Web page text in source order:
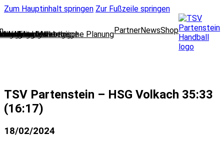
Zum Hauptinhalt springen Zur Fußzeile springen
und strategische Planung
und Marketing
Media und Web
und Finanzen
und Mitgliedsanträge PartnerNewsShop
TSV Partenstein – HSG Volkach 35:33
(16:17)
18/02/2024